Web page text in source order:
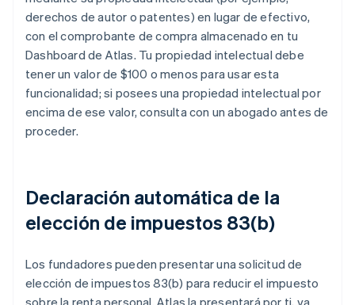
derechos de autor o patentes) en lugar de efectivo,
con el comprobante de compra almacenado en tu
Dashboard de Atlas. Tu propiedad intelectual debe
tener un valor de $100 o menos para usar esta
funcionalidad; si posees una propiedad intelectual por
encima de ese valor, consulta con un abogado antes de
proceder.
Declaración automática de la
elección de impuestos 83(b)
Los fundadores pueden presentar una solicitud de
elección de impuestos 83(b) para reducir el impuesto